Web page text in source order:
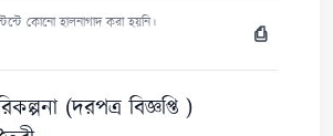
কোনো হালনাগাদ করা হয়নি। ⎙
(দরপত্র বিজ্ঞপ্তি )